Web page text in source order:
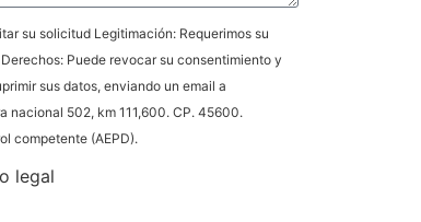
su solicitud Legitimación: Requerimos su
Puede revocar su consentimiento y
sus datos, enviando un email a
nacional 502, km 111,600. CP. 45600.
competente (AEPD).
legal